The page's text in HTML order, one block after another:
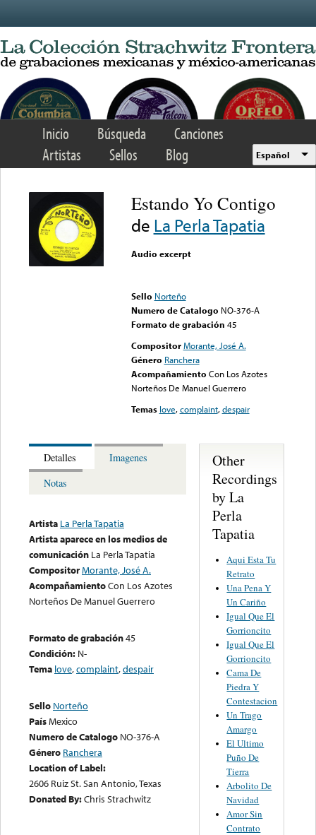
Inicio Búsqueda
Canciones
Artistas
Sellos Blog Español
Estando Yo Contigo
de La Perla Tapatia
Audio excerpt
Sello Norteño
Numero de Catalogo NO-376-A
Formato de grabación 45
Compositor Morante, José A.
Género Ranchera
Acompañamiento Con Los Azotes
Norteños De Manuel Guerrero
Temas love,complaint,despair
Detalles
Imagenes
Notas
Artista La Perla Tapatia
Artista aparece en los medios de
comunicación La Perla Tapatia
CompositorMorante, José A.
AcompañamientoCon Los Azotes
Norteños De Manuel Guerrero
Formato de grabación45
Condición: N-
Tema love,complaint,despair
Sello Norteño
PaísMexico
Numero de Catalogo NO-376-A
Género Ranchera
Location of Label:
2606 Ruiz St. San Antonio, Texas
Donated By:Chris Strachwitz
Other
Recordings
by La
Perla
Tapatia
Aqui Esta Tu
Retrato
Una Pena Y
Un Cariño
Igual Que El
Gorrioncito
Igual Que El
Gorrioncito
Cama De
Piedra Y
Contestacion
Un Trago
Amargo
El Ultimo
Puño De
Tierra
Arbolito De
Navidad
Amor Sin
Contrato